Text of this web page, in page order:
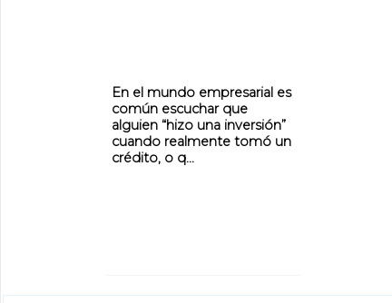
En el mundo empresarial es
común escuchar que
alguien “hizo una inversión”
cuando realmente tomó un
crédito, o q...